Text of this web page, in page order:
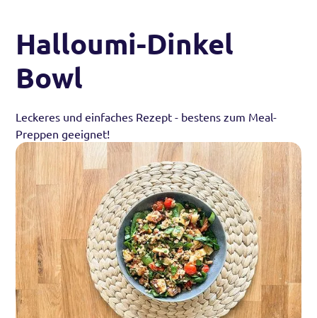
Halloumi-Dinkel
Bowl
Leckeres und einfaches Rezept - bestens zum Meal-
Preppen geeignet!